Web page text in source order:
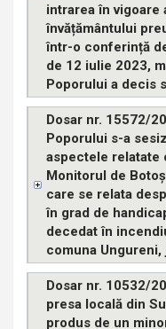
intrarea în vigoare
învățământului
într-o conferință
de 12 iulie 2023,
Poporului a decis
Dosar nr. 15572/
Poporului s-a
aspectele relatate
Monitorul de
care se relata
în grad de
decedat în
comuna
Dosar nr. 10532/
presa locală din
produs de un